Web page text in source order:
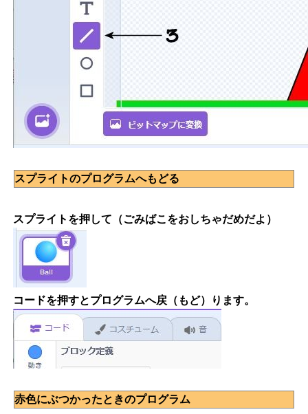
スプライトのプログラムへもどる
スプライトを押して（ごみばこをおしちゃだめだよ）
コードを押すとプログラムへ戻（もど）ります。
赤色にぶつかったときのプログラム